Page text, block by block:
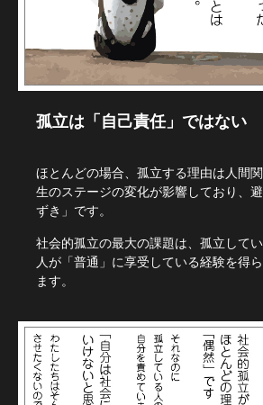
孤立は「自己責任」ではない
ほとんどの場合、孤立する理由は人間
生のステージの変化が影響しており、
ずき」です。
社会的孤立の最大の課題は、孤立して
人が「普通」に享受している経験を得
ます。